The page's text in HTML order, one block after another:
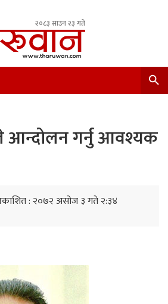
२०८३ साउन २३ गते
आन्दोलन गर्नु आवश्यक
: २०७२ असोज ३ गते २:३४